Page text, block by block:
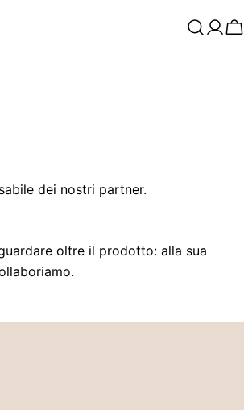
dei nostri partner.
oltre il prodotto: alla sua